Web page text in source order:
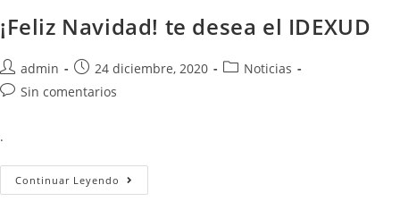
¡Feliz Navidad! te desea el IDEXUD
admin 24 diciembre, 2020
Noticias
Sin comentarios
.
Continuar Leyendo